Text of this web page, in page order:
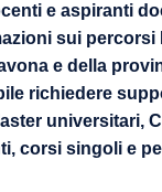
e aspiranti
sui percorsi
e della
richiedere
universitari,
corsi singoli e